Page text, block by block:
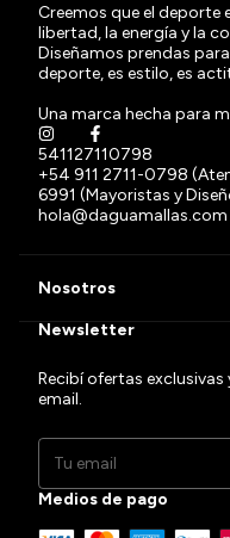
Creemos que el deporte
libertad, la energía y la
Diseñamos prendas
deporte, es estilo, es
Una marca hecha para
541127110798
+54 911 2711-0798
6991 (Mayoristas y
hola@daguamallas.com
Nosotros
Newsletter
Recibí ofertas
email.
Medios de pago